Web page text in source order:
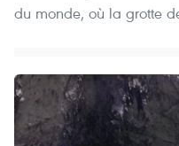
du monde, où la grotte